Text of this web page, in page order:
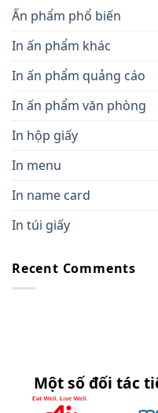
Ấn phẩm phổ biến
In ấn phẩm khác
In ấn phẩm quảng cáo
In ấn phẩm văn phòng
In hộp giấy
In menu
In name card
In túi giấy
Recent Comments
Một số đối tác